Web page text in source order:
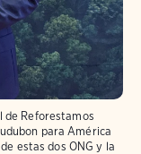
de Reforestamos
para América
estas dos ONG y la